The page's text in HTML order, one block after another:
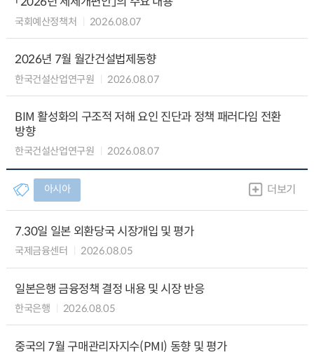
국회예산정책처 2026.08.07
2026년 7월 월간건설법제동향
한국건설산업연구원 2026.08.07
BIM 활성화의 구조적 저해 요인 진단과 정책 패러다임 전환
방향
한국건설산업연구원 2026.08.07
아시아 더보기
7.30일 일본 외환당국 시장개입 및 평가
국제금융센터 2026.08.05
일본은행 금융정책 결정 내용 및 시장 반응
한국은행 2026.08.05
중국의 7월 구매관리자지수(PMI) 동향 및 평가